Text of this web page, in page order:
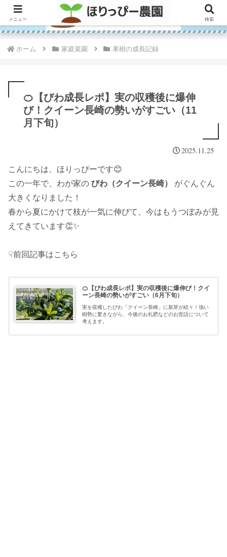
ホーム 家庭菜園 果樹の成長記録
🍊【びわ成長レポ】実の収穫後に爆伸
び！クイーン長崎の勢いがすごい（11
月下旬）
2025.11.25
こんにちは、ほりっぴーです😊
この一年で、わが家の びわ（クイーン長崎）
がぐんぐん
大きくなりました！
春から夏にかけて枝が一気に伸びて、今はもうつぼみが見
えてきています👏✨
☟前回記事はこちら
🍊【びわ成長レポ】実の収穫後に爆伸び！クイ
ーン長崎の勢いがすごい（6月下旬）
実を収穫したびわ「クイーン長崎」に新芽が続々！強い
樹勢に驚きながら、今後のお礼肥などのお世話について
考えます。
メニュー 検索